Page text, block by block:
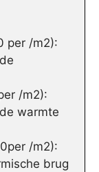
per /m2):
/m2):
warmte
/m2):
brug